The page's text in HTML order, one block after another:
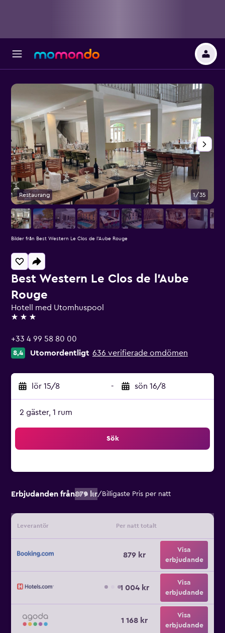
Best Western Le Clos de l'Aube
Rouge
Hotell med Utomhuspool
3 stjärnor
+33 4 99 58 80 00
8,4 Utomordentligt 636 verifierade omdömen
lör 15/8 - sön 16/8
2 gäster, 1 rum
Sök
Erbjudanden från879 kr/ Billigaste Pris per natt
Leverantör Per natt totalt
879 kr
Visa
erbjudande
1 004 kr
Visa
erbjudande
1 168 kr
Visa
erbjudande
Restaurang 1/35
Bilder från Best Western Le Clos de l'Aube Rouge